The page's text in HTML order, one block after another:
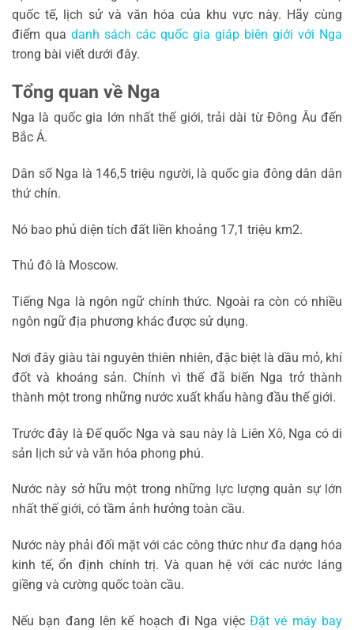
quốc tế, lịch sử và văn hóa của khu vực này. Hãy cùng
điểm qua danh sách các quốc gia giáp biên giới với Nga
trong bài viết dưới đây.
Tổng quan về Nga
Nga là quốc gia lớn nhất thế giới, trải dài từ Đông Âu đến
Bắc Á.
Dân số Nga là 146,5 triệu người, là quốc gia đông dân dân
thứ chín.
Nó bao phủ diện tích đất liền khoảng 17,1 triệu km2.
Thủ đô là Moscow.
Tiếng Nga là ngôn ngữ chính thức. Ngoài ra còn có nhiều
ngôn ngữ địa phương khác được sử dụng.
Nơi đây giàu tài nguyên thiên nhiên, đặc biệt là dầu mỏ, khí
đốt và khoáng sản. Chính vì thế đã biến Nga trở thành
thành một trong những nước xuất khẩu hàng đầu thế giới.
Trước đây là Đế quốc Nga và sau này là Liên Xô, Nga có di
sản lịch sử và văn hóa phong phú.
Nước này sở hữu một trong những lực lượng quân sự lớn
nhất thế giới, có tầm ảnh hưởng toàn cầu.
Nước này phải đối mặt với các công thức như đa dạng hóa
kinh tế, ổn định chính trị. Và quan hệ với các nước láng
giềng và cường quốc toàn cầu.
Nếu bạn đang lên kế hoạch đi Nga việc Đặt vé máy bay